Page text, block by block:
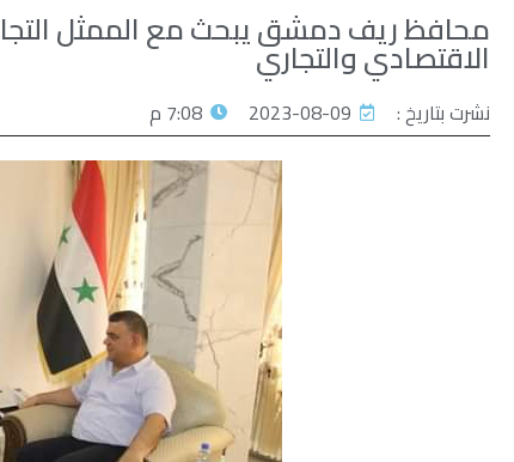
محافظ ريف دمشق يبحث مع الممثل
الاقتصادي والتجاري
نشرت بتاريخ : 2023-08-09 7:08 م